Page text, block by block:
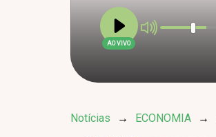
AO VIVO
Notícias → ECONOMIA →